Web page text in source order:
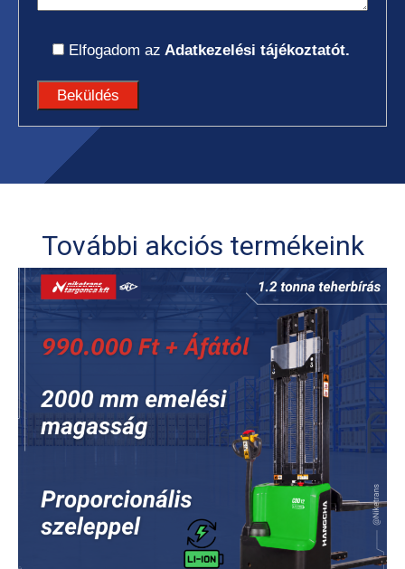
Elfogadom az Adatkezelési tájékoztatót.
További akciós termékeink